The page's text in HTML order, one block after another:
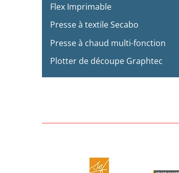
Flex Imprimable
Presse à textile Secabo
Presse à chaud multi-fonction
Plotter de découpe Graphtec